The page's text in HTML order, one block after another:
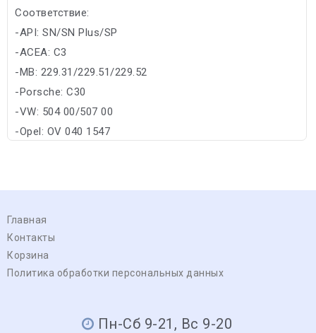
Соответствие:
-API: SN/SN Plus/SP
-ACEA: C3
-MB: 229.31/229.51/229.52
-Porsche: C30
-VW: 504 00/507 00
-Opel: OV 040 1547
Главная
Контакты
Корзина
Политика обработки персональных данных
Пн-Сб 9-21, Вс 9-20